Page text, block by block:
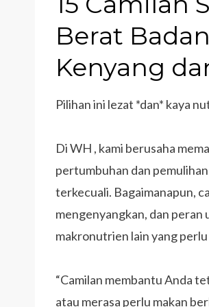
Berat
Kenyang
Pilihan ini lezat *dan* kaya
Di WH , kami berusaha
pertumbuhan dan
terkecuali. Bagaimanapun,
mengenyangkan, dan peran
makronutrien lain yang
“Camilan membantu Anda
atau merasa perlu makan